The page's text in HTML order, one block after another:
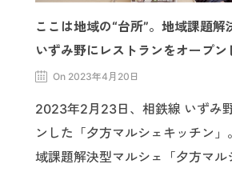
ここは地域の“台所”。地域課題解
いずみ野にレストランをオープン
On 2023年4月20日
2023年2月23日、相鉄線 いずみ
ンした「夕方マルシェキッチン
域課題解決型マルシェ「夕方マル